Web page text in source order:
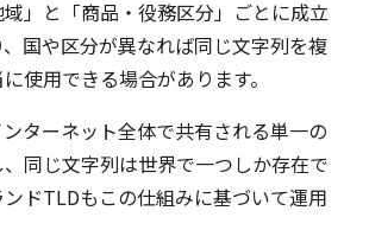
」と「商品・役務区分」ごとに成立
国や区分が異なれば同じ文字列を複
使用できる場合があります。
ターネット全体で共有される単一の
同じ文字列は世界で一つしか存在で
ドTLDもこの仕組みに基づいて運用